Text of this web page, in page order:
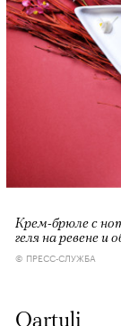
Крем-брюле с
геля на ревене и
© ПРЕСС-СЛУЖБА
Qartuli